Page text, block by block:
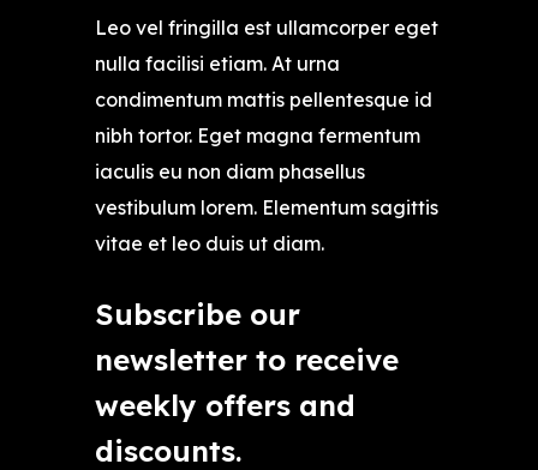
Leo vel fringilla est ullamcorper eget
nulla facilisi etiam. At urna
condimentum mattis pellentesque id
nibh tortor. Eget magna fermentum
iaculis eu non diam phasellus
vestibulum lorem. Elementum sagittis
vitae et leo duis ut diam.
Subscribe our
newsletter to receive
weekly offers and
discounts.